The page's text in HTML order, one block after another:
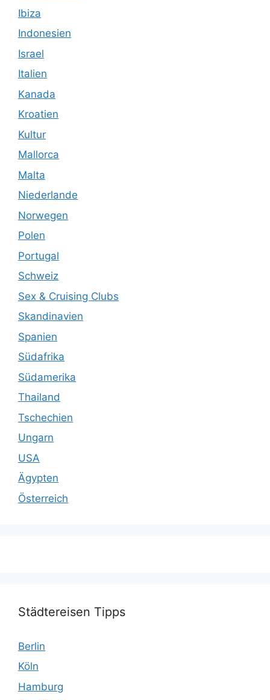
Ibiza
Indonesien
Israel
Italien
Kanada
Kroatien
Kultur
Mallorca
Malta
Niederlande
Norwegen
Polen
Portugal
Schweiz
Sex & Cruising Clubs
Skandinavien
Spanien
Südafrika
Südamerika
Thailand
Tschechien
Ungarn
USA
Ägypten
Österreich
Städtereisen Tipps
Berlin
Köln
Hamburg